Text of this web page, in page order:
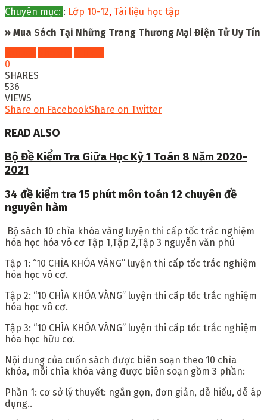
Chuyên mục: : Lớp 10-12, Tài liệu học tập
» Mua Sách Tại Những Trang Thương Mại Điện Tử Uy Tín
0
SHARES
536
VIEWS
Share on FacebookShare on Twitter
READ ALSO
Bộ Đề Kiểm Tra Giữa Học Kỳ 1 Toán 8 Năm 2020-
2021
34 đề kiểm tra 15 phút môn toán 12 chuyên đề
nguyên hàm
Bộ sách 10 chìa khóa vàng luyện thi cấp tốc trắc nghiệm
hóa học hóa vô cơ Tập 1,Tập 2,Tập 3 nguyễn văn phú
Tập 1: “10 CHÌA KHÓA VÀNG” luyện thi cấp tốc trắc nghiệm
hóa học vô cơ.
Tập 2: “10 CHÌA KHÓA VÀNG” luyện thi cấp tốc trắc nghiệm
hóa học vô cơ.
Tập 3: “10 CHÌA KHÓA VÀNG” luyện thi cấp tốc trắc nghiệm
hóa học hữu cơ.
Nội dung của cuốn sách được biên soạn theo 10 chìa
khóa, mỗi chìa khóa vàng được biên soạn gồm 3 phần:
Phần 1: cơ sở lý thuyết: ngắn gọn, đơn giản, dễ hiểu, dễ áp
dụng..